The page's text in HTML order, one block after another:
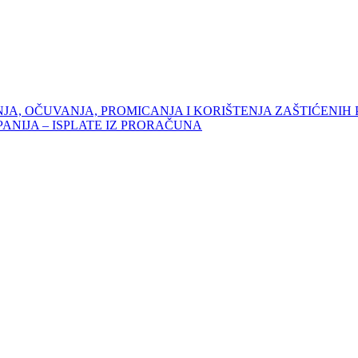
OČUVANJA, PROMICANJA I KORIŠTENJA ZAŠTIĆENIH
– ISPLATE IZ PRORAČUNA